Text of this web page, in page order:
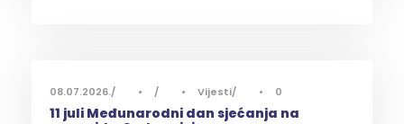
08.07.2026. • • Vijesti • 0
11 juli Međunarodni dan sjećanja na